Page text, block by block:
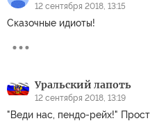
12 сентября 2018, 13:15
Сказочные идиоты!
Уральский лапоть
12 сентября 2018, 13:19
"Веди нас, пендо-рейх!"